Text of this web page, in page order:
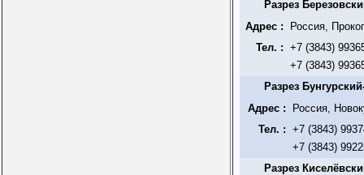
Разрез
Адрес :
Россия,
Тел. : +7 (3843)
+7 (3843)
Разрез
Адрес :
Россия,
Тел. : +7 (3843)
+7 (3843)
Разрез